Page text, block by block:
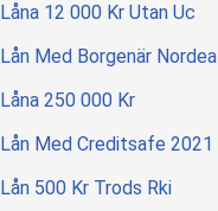
Låna 12 000 Kr Utan Uc
Lån Med Borgenär Nordea
Låna 250 000 Kr
Lån Med Creditsafe 2021
Lån 500 Kr Trods Rki